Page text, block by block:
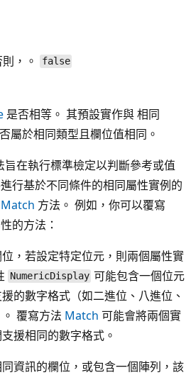
，。 false
是否相等。 其預設實作與 相同
屬於相同類型且欄位值相同。
旨在執行標準檢定以判斷參考或值
行基於不同條件的相同屬性實例的
Match 方法。 例如，你可以覆寫
的方法：
，若設定特定位元，則兩個屬性實
NumericDisplay 可能包含一個位元
的數字格式（如二進位、八進位、
覆寫方法 Match 可能會將兩個實
援相同的數字格式。
資訊的欄位，或包含一個陣列，該